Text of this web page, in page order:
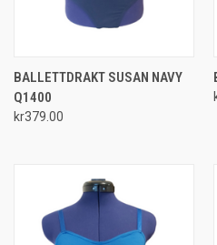
BALLETTDRAKT SUSAN NAVY
Q1400
kr379.00